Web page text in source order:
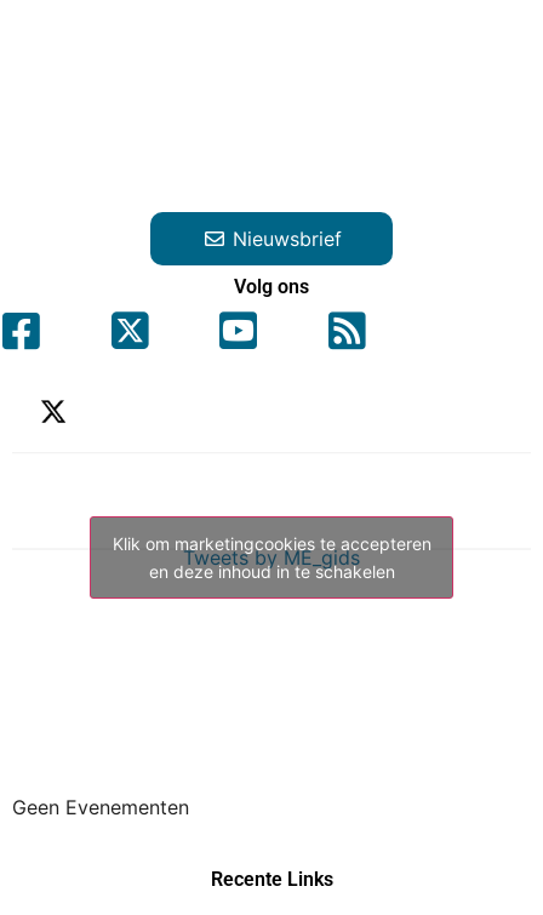
Nieuwsbrief
Volg ons
Tweets by ME_gids
Klik om marketingcookies te accepteren
en deze inhoud in te schakelen
Geen Evenementen
Recente Links